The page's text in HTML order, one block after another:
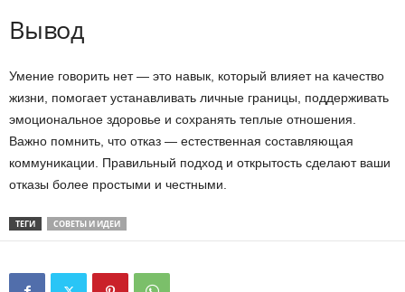
Вывод
Умение говорить нет — это навык, который влияет на качество
жизни, помогает устанавливать личные границы, поддерживать
эмоциональное здоровье и сохранять теплые отношения.
Важно помнить, что отказ — естественная составляющая
коммуникации. Правильный подход и открытость сделают ваши
отказы более простыми и честными.
ТЕГИ СОВЕТЫ И ИДЕИ